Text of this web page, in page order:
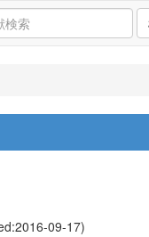
09-17)